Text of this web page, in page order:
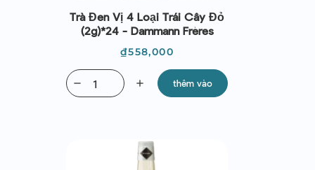
Trà Đen Vị 4 Loại Trái Cây Đỏ
(2g)*24 - Dammann Frères
Giá
₫558,000
add
remove thêm vào